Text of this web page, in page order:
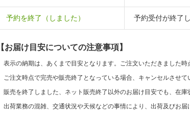
予約を終了（しました） 予約受付が終了
【お届け目安についての注意事項】
表示の納期は、あくまで目安となります。ご注文いただきました時
ご注文時点で完売や販売終了となっている場合、キャンセルさせて
販売を終了しました、ネット販売終了以外のお届け目安でも、在
出荷業務の混雑、交通状況や天候などの事情により、出荷及びお届